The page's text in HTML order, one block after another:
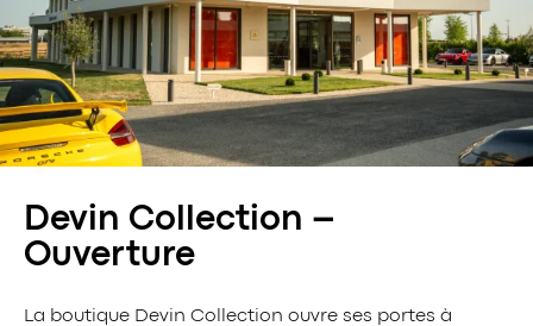
Devin Collection –
Ouverture
La boutique Devin Collection ouvre ses portes à